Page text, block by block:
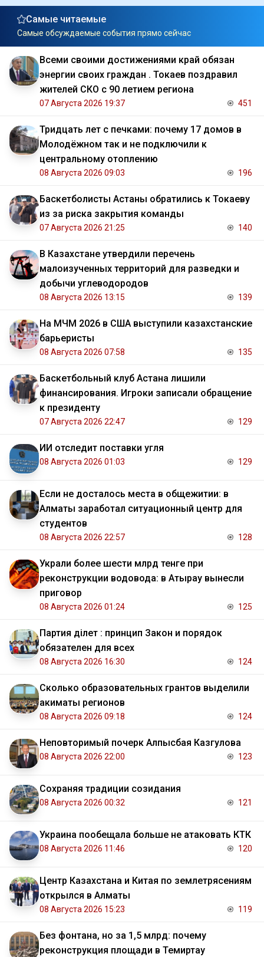
Самые читаемые
Самые обсуждаемые события прямо сейчас
Всеми своими достижениями край обязан
энергии своих граждан . Токаев поздравил
жителей СКО с 90 летием региона
07 Августа 2026 19:37 451
Тридцать лет с печками: почему 17 домов в
Молодёжном так и не подключили к
центральному отоплению
08 Августа 2026 09:03 196
Баскетболисты Астаны обратились к Токаеву
из за риска закрытия команды
07 Августа 2026 21:25 140
В Казахстане утвердили перечень
малоизученных территорий для разведки и
добычи углеводородов
08 Августа 2026 13:15 139
На МЧМ 2026 в США выступили казахстанские
барьеристы
08 Августа 2026 07:58 135
Баскетбольный клуб Астана лишили
финансирования. Игроки записали обращение
к президенту
07 Августа 2026 22:47 129
ИИ отследит поставки угля
08 Августа 2026 01:03 129
Если не досталось места в общежитии: в
Алматы заработал ситуационный центр для
студентов
08 Августа 2026 22:57 128
Украли более шести млрд тенге при
реконструкции водовода: в Атырау вынесли
приговор
08 Августа 2026 01:24 125
Партия Әділет : принцип Закон и порядок
обязателен для всех
08 Августа 2026 16:30 124
Сколько образовательных грантов выделили
акиматы регионов
08 Августа 2026 09:18 124
Неповторимый почерк Алпысбая Казгулова
08 Августа 2026 22:00 123
Сохраняя традиции созидания
08 Августа 2026 00:32 121
Украина пообещала больше не атаковать КТК
08 Августа 2026 11:46 120
Центр Казахстана и Китая по землетрясениям
открылся в Алматы
08 Августа 2026 15:23 119
Без фонтана, но за 1,5 млрд: почему
реконструкция площади в Темиртау